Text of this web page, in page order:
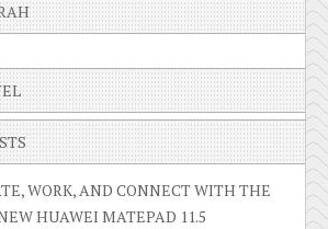
WORK, AND CONNECT WITH THE
HUAWEI MATEPAD 11.5